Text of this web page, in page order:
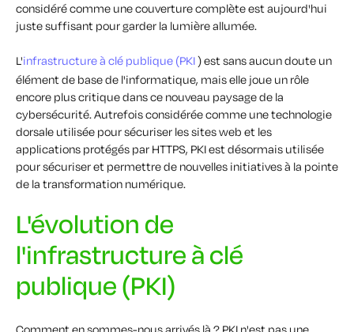
considéré comme une couverture complète est aujourd'hui
juste suffisant pour garder la lumière allumée.
L'infrastructure à clé publique (PKI) est sans aucun doute un
élément de base de l'informatique, mais elle joue un rôle
encore plus critique dans ce nouveau paysage de la
cybersécurité. Autrefois considérée comme une technologie
dorsale utilisée pour sécuriser les sites web et les
applications protégés par HTTPS, PKI est désormais utilisée
pour sécuriser et permettre de nouvelles initiatives à la pointe
de la transformation numérique.
L'évolution de
l'infrastructure à clé
publique (PKI)